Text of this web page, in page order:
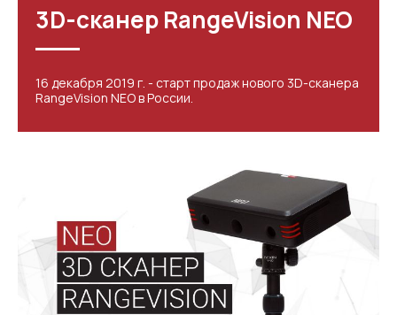
3D-сканер RangeVision NEO
16 декабря 2019 г. - старт продаж нового 3D-сканера
RangeVision NEO в России.